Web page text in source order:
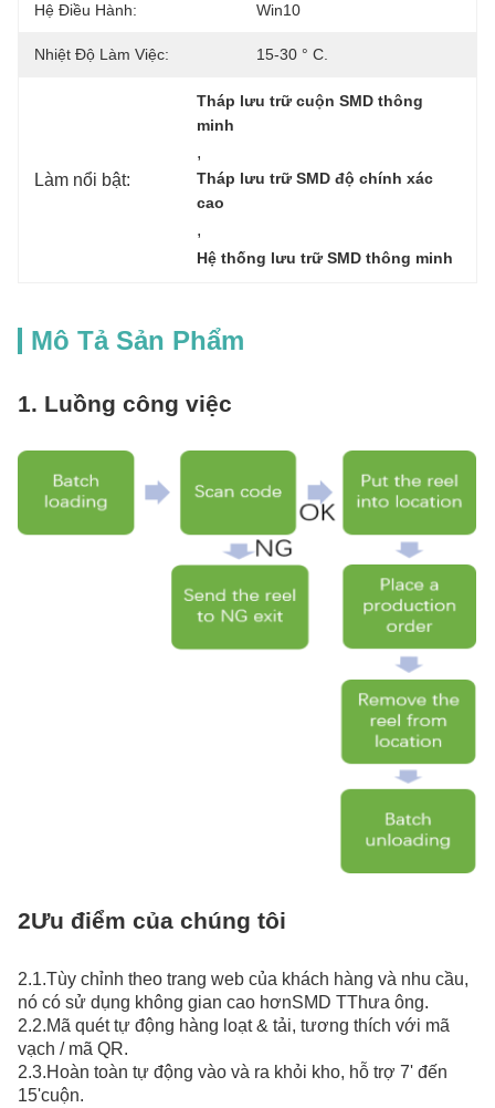
Hệ Điều Hành: Win10
Nhiệt Độ Làm Việc: 15-30 ° C.
Làm nổi bật:
Tháp lưu trữ cuộn SMD thông
minh
,
Tháp lưu trữ SMD độ chính xác
cao
,
Hệ thống lưu trữ SMD thông minh
Mô Tả Sản Phẩm
1. Luồng công việc
2Ưu điểm của chúng tôi
2.1.Tùy chỉnh theo trang web của khách hàng và nhu cầu,
nó có sử dụng không gian cao hơnSMD TThưa ông.
2.2.Mã quét tự động hàng loạt & tải, tương thích với mã
vạch / mã QR.
2.3.Hoàn toàn tự động vào và ra khỏi kho, hỗ trợ 7' đến
15'cuộn.